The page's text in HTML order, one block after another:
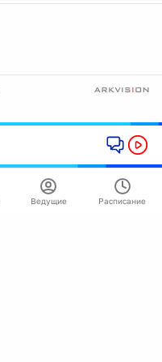
Ведущие Расписание